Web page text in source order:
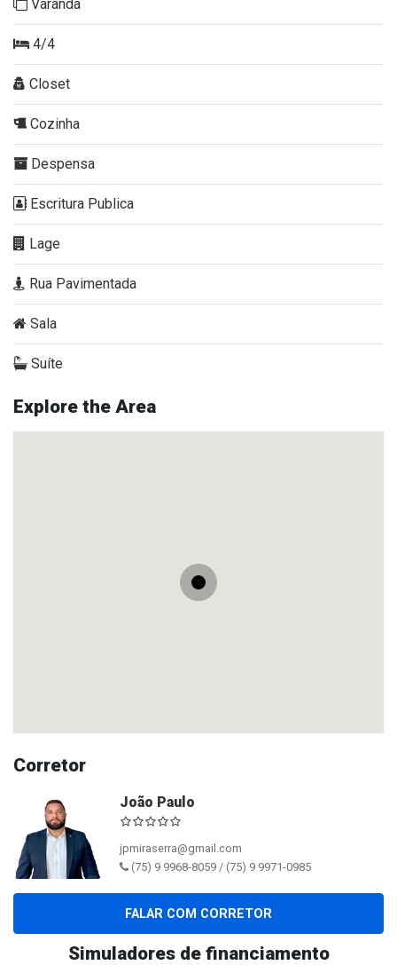
Varanda
4/4
Closet
Cozinha
Despensa
Escritura Publica
Lage
Rua Pavimentada
Sala
Suíte
Explore the Area
Corretor
João Paulo
jpmiraserra@gmail.com
(75) 9 9968-8059 / (75) 9 9971-0985
FALAR COM CORRETOR
Simuladores de financiamento